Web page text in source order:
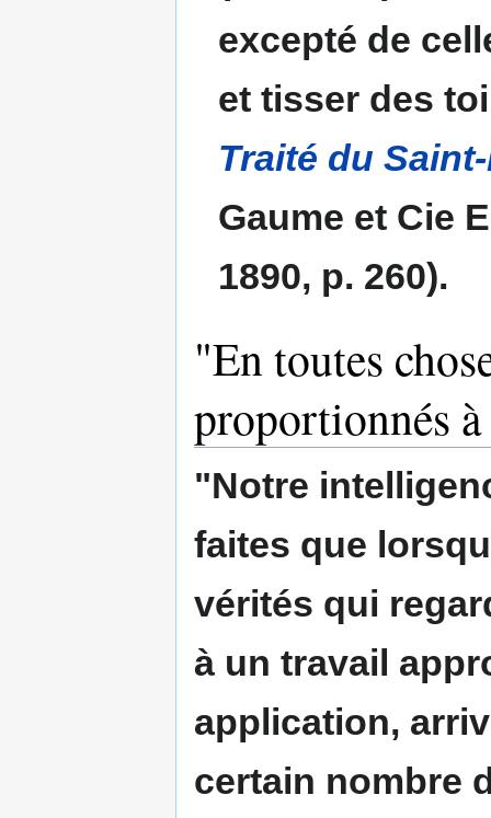
excepté de
et tisser des
Traité du
Gaume et Cie
1890, p. 260).
"En toutes
proportionnés
"Notre
faites que
vérités qui
à un travail
application,
certain nombre